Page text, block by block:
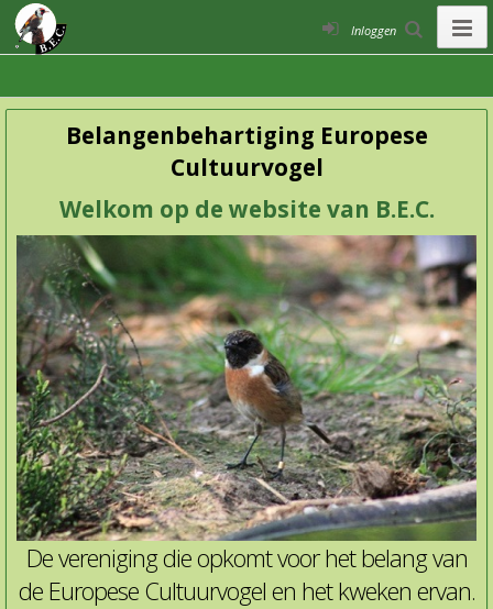
Inloggen
Belangenbehartiging Europese
Cultuurvogel
Welkom op de website van B.E.C.
De vereniging die opkomt voor het belang van
de Europese Cultuurvogel en het kweken ervan.